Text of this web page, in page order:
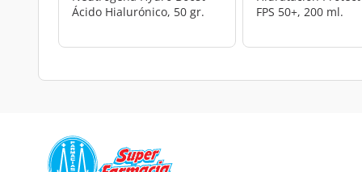
Ácido Hialurónico, 50 gr.
FPS 50+, 200 ml.